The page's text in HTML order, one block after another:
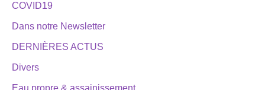
COVID19
Dans notre Newsletter
DERNIÈRES ACTUS
Divers